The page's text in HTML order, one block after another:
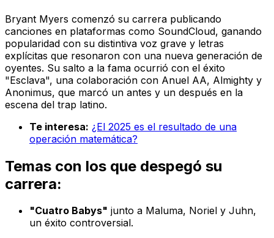
Bryant Myers comenzó su carrera publicando
canciones en plataformas como SoundCloud, ganando
popularidad con su distintiva voz grave y letras
explícitas que resonaron con una nueva generación de
oyentes. Su salto a la fama ocurrió con el éxito
"Esclava", una colaboración con Anuel AA, Almighty y
Anonimus, que marcó un antes y un después en la
escena del trap latino.
Te interesa: ¿El 2025 es el resultado de una
operación matemática?
Temas con los que despegó su
carrera:
"Cuatro Babys" junto a Maluma, Noriel y Juhn,
un éxito controversial.